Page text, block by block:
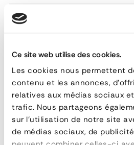
Ce site web utilise des cookies.
Les cookies nous permettent
contenu et les annonces,
relatives aux médias sociaux
trafic. Nous partageons
sur l'utilisation de notre site
de médias sociaux, de